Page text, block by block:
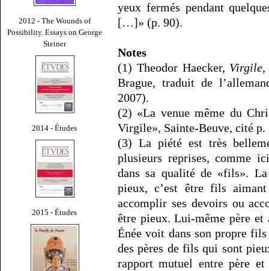
2012 - The Wounds of
Possibility. Essays on George
Steiner
2014 - Études
2015 - Études
yeux fermés pendant
[…]» (p. 90).
Notes
(1) Theodor Haecker, Virgile,
Brague, traduit de
2007).
(2) «La venue même du
Virgile», Sainte-Beuve, cité p.
(3) La piété est très
plusieurs reprises, comme
dans sa qualité de «fils».
pieux, c’est être fils
accomplir ses devoirs ou
être pieux. Lui-même père et
Énée voit dans son propre
des pères de fils qui sont
rapport mutuel entre père